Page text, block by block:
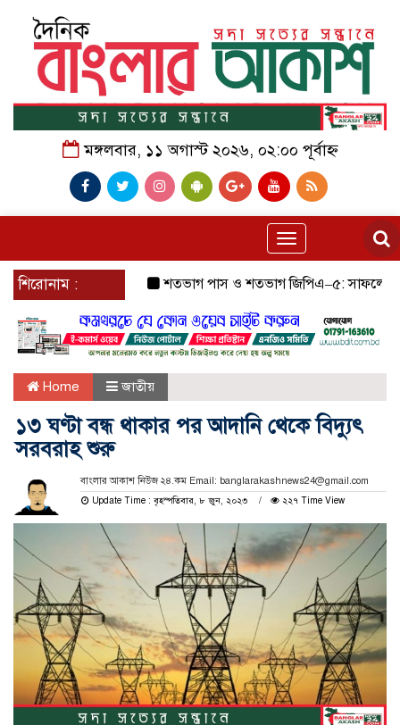
মঙ্গলবার, ১১ অগাস্ট ২০২৬, ০২:০০ পূর্বাহ্ন
Toggle
navigation
শিরোনাম : শতভাগ পাস ও শতভাগ জিপিএ–৫: সাফল্যের ধারা
Home জাতীয়
১৩ ঘণ্টা বন্ধ থাকার পর আদানি থেকে বিদ্যুৎ
সরবরাহ শুরু
বাংলার আকাশ নিউজ ২৪.কম Email: banglarakashnews24@gmail.com
Update Time : বৃহস্পতিবার, ৮ জুন, ২০২৩
২২৭ Time View